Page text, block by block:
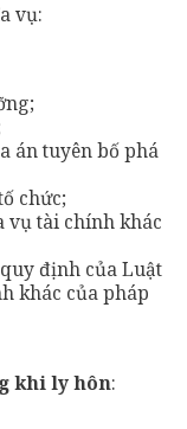
vụ:
án tuyên bố phá
chức;
vụ tài chính khác
định của Luật
khác của pháp
khi ly hôn: